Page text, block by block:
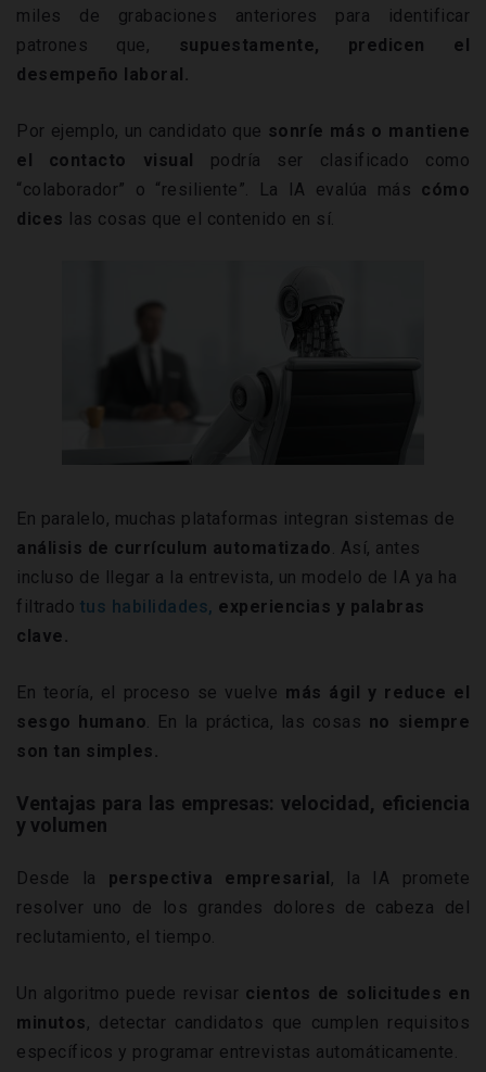
miles de grabaciones anteriores para identificar
patrones que, supuestamente, predicen el
desempeño laboral.
Por ejemplo, un candidato que sonríe más o mantiene
el contacto visual
podría ser clasificado como
“colaborador” o “resiliente”. La IA evalúa más cómo
dices las cosas que el contenido en sí.
En paralelo, muchas plataformas integran sistemas de
análisis de currículum automatizado. Así, antes
incluso de llegar a la entrevista, un modelo de IA ya ha
filtrado tus habilidades, experiencias y palabras
clave.
En teoría, el proceso se vuelve más ágil y reduce el
sesgo humano. En la práctica, las cosas no siempre
son tan simples.
Ventajas para las empresas: velocidad, eficiencia
y volumen
Desde la perspectiva empresarial , la IA promete
resolver uno de los grandes dolores de cabeza del
reclutamiento, el tiempo.
Un algoritmo puede revisar cientos de solicitudes en
minutos, detectar candidatos que cumplen requisitos
específicos y programar entrevistas automáticamente.